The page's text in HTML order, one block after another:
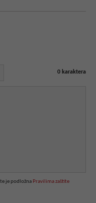
0 karaktera
te je podložna Pravilima zaštite